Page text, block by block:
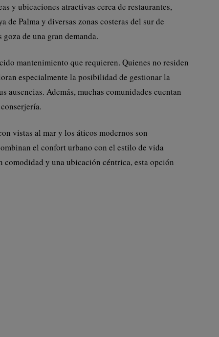
y ubicaciones atractivas cerca de restaurantes,
de Palma y diversas zonas costeras del sur de
de una gran demanda.
mantenimiento que requieren. Quienes no residen
especialmente la posibilidad de gestionar la
ausencias. Además, muchas comunidades cuentan
vistas al mar y los áticos modernos son
el confort urbano con el estilo de vida
comodidad y una ubicación céntrica, esta opción